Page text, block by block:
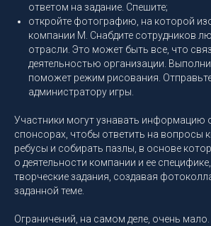
ответом на задание. Спешите;
откройте фотографию, на которой
компании M. Снабдите сотрудников
отрасли. Это может быть все, что
деятельностью организации.
поможет режим рисования.
администратору игры.
Участники могут узнавать информацию
спонсорах, чтобы ответить на вопросы
ребусы и собирать пазлы, в основе
о деятельности компании и ее
творческие задания, создавая
заданной теме.
Ограничений, на самом деле, очень